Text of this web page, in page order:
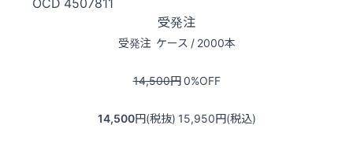
受発注
受発注 ケース / 2000本
14,500円0%OFF
14,500円(税抜) 15,950円(税込)